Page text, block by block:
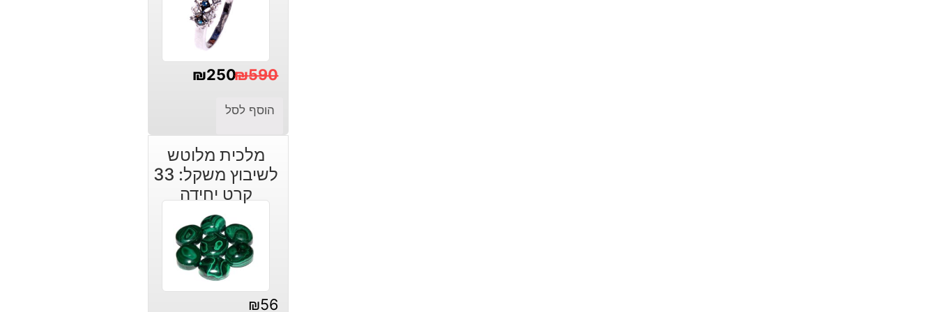
₪590
המקורי
היה:
₪590.
₪250
הנוכחי
הוא:
₪250.
הוסף לסל
מלכית מלוטש
לשיבוץ משקל: 33
קרט יחידה
₪56